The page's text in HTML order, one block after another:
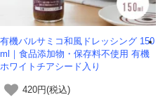
有機バルサミコ和風ドレッシング 150
ml｜食品添加物・保存料不使用 有機
ホワイトチアシード入り
420円(税込)